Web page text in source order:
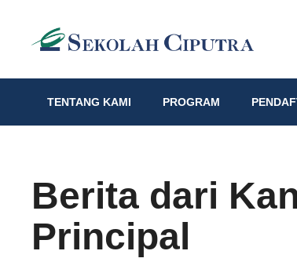
TENTANG KAMI PROGRAM
Berita dari
Principal